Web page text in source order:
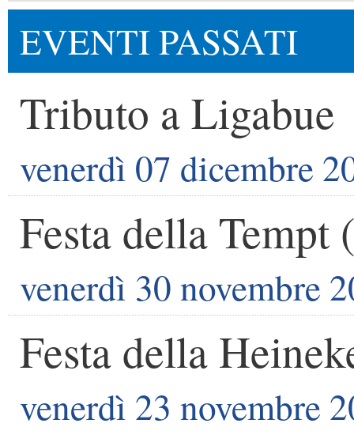
EVENTI PASSATI
Tributo a Ligabue
venerdì 07 dicembre
Festa della Tempt
venerdì 30 novembre
Festa della
venerdì 23 novembre